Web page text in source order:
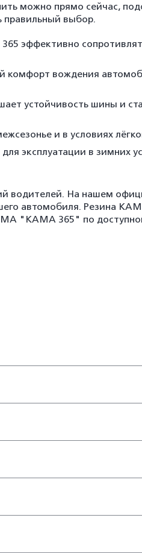
можно прямо сейчас,
правильный выбор.
эффективно
вождения
устойчивость шины и
и в условиях
эксплуатации в зимних
водителей. На нашем
автомобиля. Резина
"KAMA 365" по